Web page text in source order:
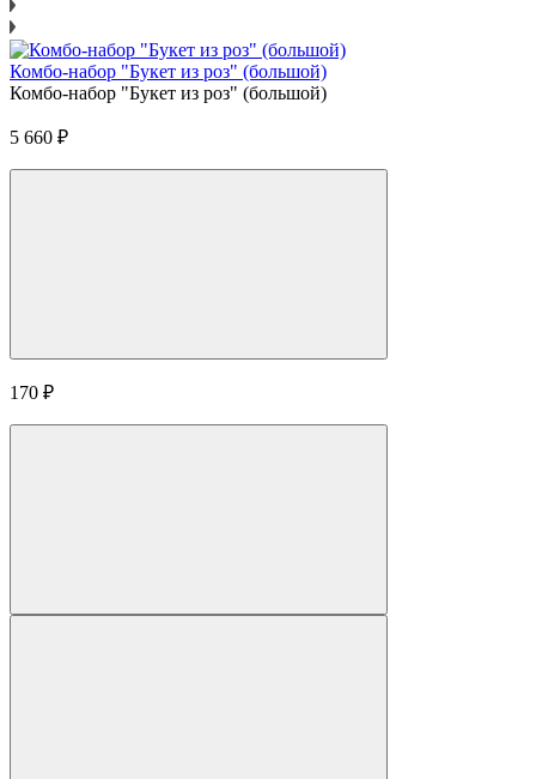
Комбо-набор "Букет из роз" (большой)
Комбо-набор "Букет из роз" (большой)
5 660 ₽
170 ₽